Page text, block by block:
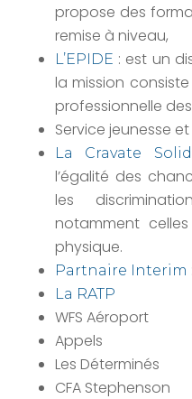
propose des
remise à niveau,
L’EPIDE : est un
la mission
professionnelle
Service jeunesse
La Cravate
l’égalité des
les
notamment
physique.
Partnaire Interim
La RATP
WFS Aéroport
Appels
Les Déterminés
CFA Stephenson